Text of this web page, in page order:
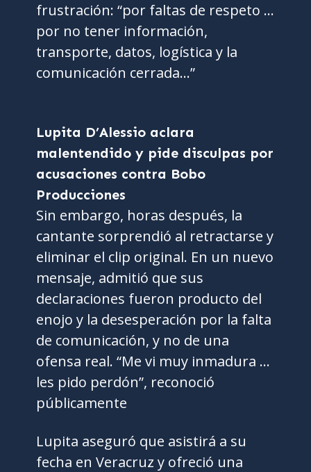
frustración: “por faltas de respeto …
por no tener información,
transporte, datos, logística y la
comunicación cerrada…”
Lupita D’Alessio aclara
malentendido y pide disculpas por
acusaciones contra Bobo
Producciones
Sin embargo, horas después, la
cantante sorprendió al retractarse y
eliminar el clip original. En un nuevo
mensaje, admitió que sus
declaraciones fueron producto del
enojo y la desesperación por la falta
de comunicación, y no de una
ofensa real. “Me vi muy inmadura …
les pido perdón”, reconoció
públicamente
Lupita aseguró que asistirá a su
fecha en Veracruz y ofreció una